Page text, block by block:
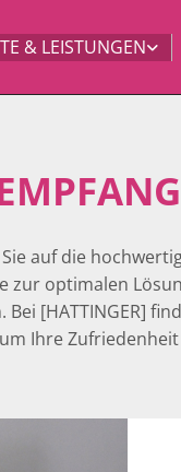
& LEISTUNGEN
auf die
optimalen
[HATTINGER]
Ihre